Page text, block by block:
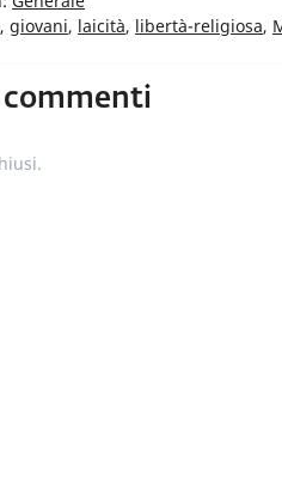
, giovani, laicità, libertà-religiosa,
commenti